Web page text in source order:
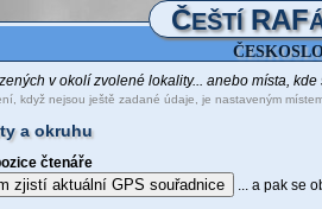
ČEŠTÍ RAF
v okolí zvolené lokality... anebo místa,
když nejsou ještě zadané údaje, je nastaveným
a okruhu
čtenáře
zjistí aktuální GPS souřadnice ... a pak se